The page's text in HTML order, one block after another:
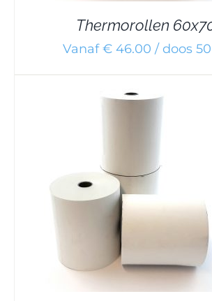
Thermorollen
Vanaf € 46.00 / doos